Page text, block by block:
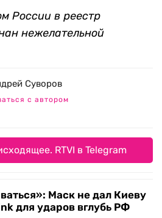
России в реестр
нежелательной
Суворов
с автором
RTVI в Telegram
Маск не дал Киеву
для ударов вглубь РФ